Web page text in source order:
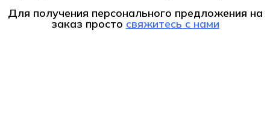
Для получения персонального предложения на
заказ просто свяжитесь с нами